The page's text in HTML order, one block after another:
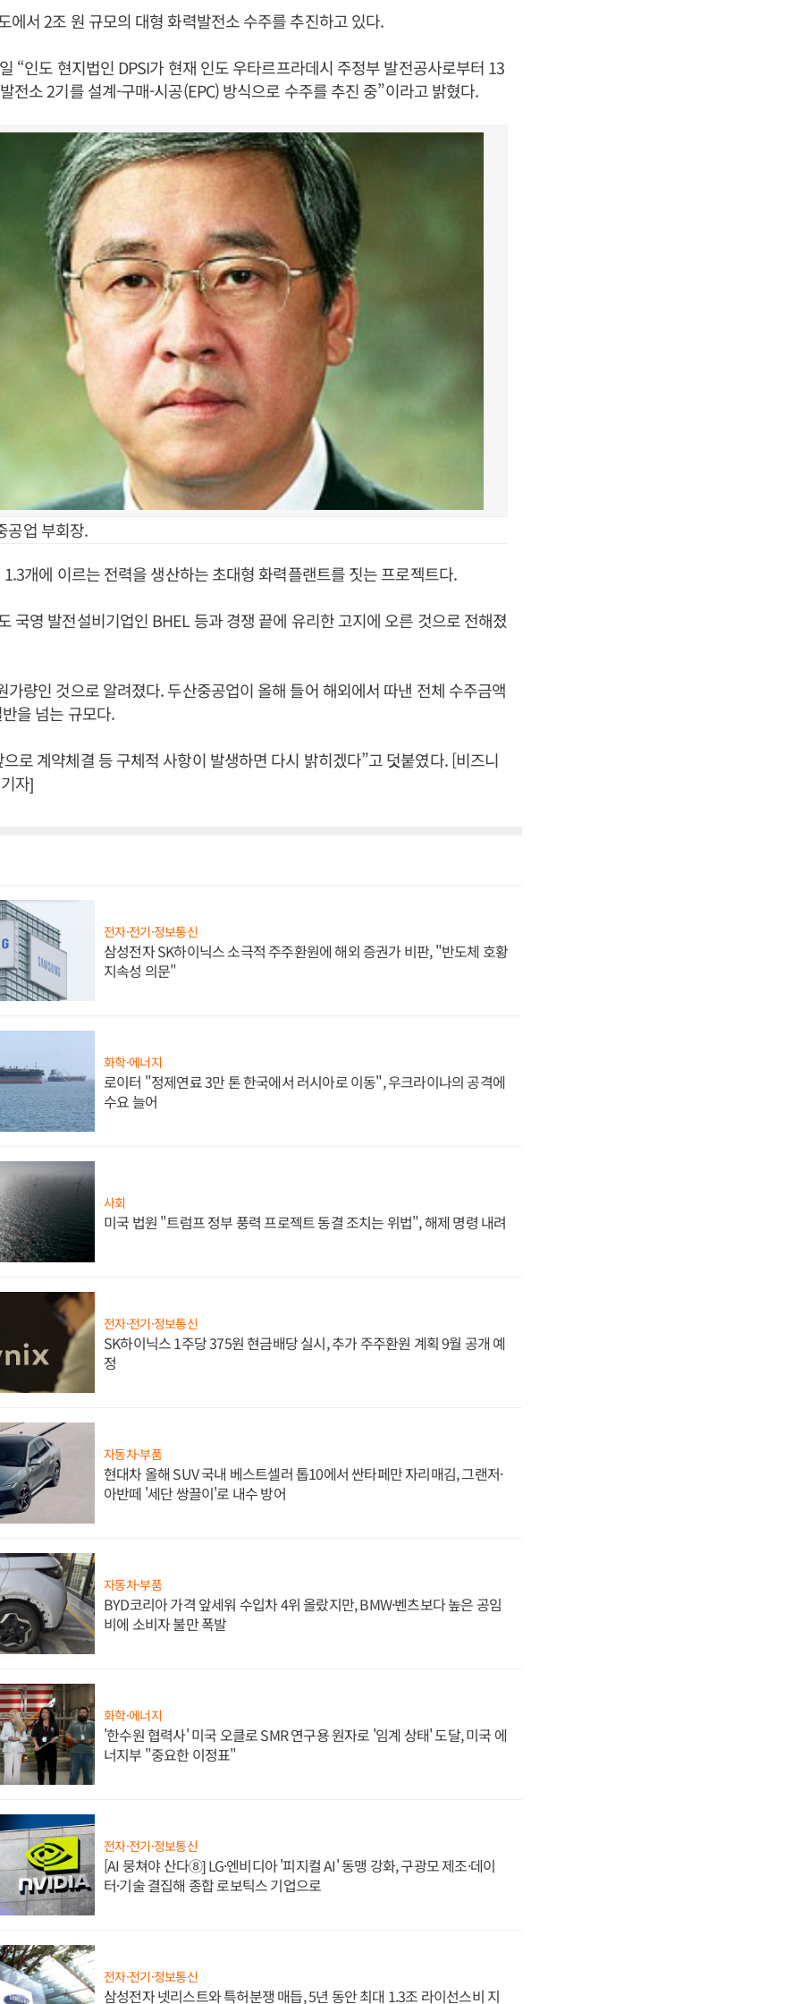
에서 2조 원 규모의 대형 화력발전소 수주를 추진하고 있다.
“인도 현지법인 DPSI가 현재 인도 우타르프라데시 주정부 발전공사로부터 13
전소 2기를 설계-구매-시공(EPC) 방식으로 수주를 추진 중”이라고 밝혔다.
업 부회장.
개에 이르는 전력을 생산하는 초대형 화력플랜트를 짓는 프로젝트다.
국영 발전설비기업인 BHEL 등과 경쟁 끝에 유리한 고지에 오른 것으로 전해졌
가량인 것으로 알려졌다. 두산중공업이 올해 들어 해외에서 따낸 전체 수주금액
을 넘는 규모다.
로 계약체결 등 구체적 사항이 발생하면 다시 밝히겠다”고 덧붙였다. [비즈니
자]
전자·전기·정보통신
삼성전자 SK하이닉스 소극적 주주환원에 해외 증권가 비판, "반도체 호황
지속성 의문"
화학·에너지
로이터 "정제연료 3만 톤 한국에서 러시아로 이동", 우크라이나의 공격에
수요 늘어
사회
미국 법원 "트럼프 정부 풍력 프로젝트 동결 조치는 위법", 해제 명령 내려
전자·전기·정보통신
SK하이닉스 1주당 375원 현금배당 실시, 추가 주주환원 계획 9월 공개 예
정
자동차·부품
현대차 올해 SUV 국내 베스트셀러 톱10에서 싼타페만 자리매김, 그랜저·
아반떼 '세단 쌍끌이'로 내수 방어
자동차·부품
BYD코리아 가격 앞세워 수입차 4위 올랐지만, BMW·벤츠보다 높은 공임
비에 소비자 불만 폭발
화학·에너지
'한수원 협력사' 미국 오클로 SMR 연구용 원자로 '임계 상태' 도달, 미국 에
너지부 "중요한 이정표"
전자·전기·정보통신
[AI 뭉쳐야 산다⑧] LG·엔비디아 '피지컬 AI' 동맹 강화, 구광모 제조·데이
터·기술 결집해 종합 로보틱스 기업으로
전자·전기·정보통신
삼성전자 넷리스트와 특허분쟁 매듭, 5년 동안 최대 1.3조 라이선스비 지